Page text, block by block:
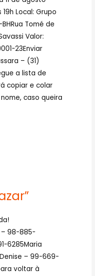
Local: Grupo
Tomé de
Valor:
23Enviar
– (31)
a lista de
copiar e colar
caso queira
– 98-885-
6285Maria
– 99-669-
voltar à